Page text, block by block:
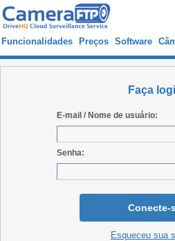
Funcionalidades Preços Software
Faça
E-mail / Nome de usuário:
Senha:
Conecte-
Esqueceu sua